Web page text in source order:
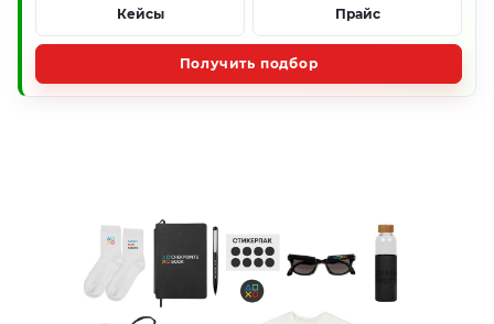
Кейсы Прайс
Получить подбор